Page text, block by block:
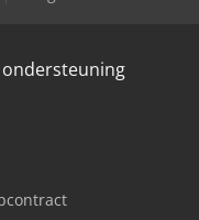
ondersteuning